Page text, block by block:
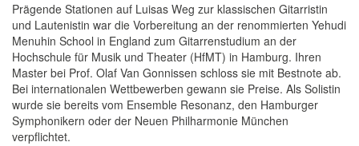
Prägende Stationen auf Luisas Weg zur klassischen Gitarristin
und Lautenistin war die Vorbereitung an der renommierten Yehudi
Menuhin School in England zum Gitarrenstudium an der
Hochschule für Musik und Theater (HfMT) in Hamburg. Ihren
Master bei Prof. Olaf Van Gonnissen schloss sie mit Bestnote ab.
Bei internationalen Wettbewerben gewann sie Preise. Als Solistin
wurde sie bereits vom Ensemble Resonanz, den Hamburger
Symphonikern oder der Neuen Philharmonie München
verpflichtet.